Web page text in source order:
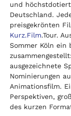
und
Deutschland.
preisgekrönten
Kurz.Film.Tour.
Sommer Köln ein
ausgezeichnete
Nominierungen
Animationsfilm.
Perspektiven,
des kurzen